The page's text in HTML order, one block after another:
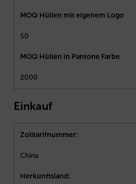
MOQ Hüllen mit eigenem Logo
50
MOQ Hüllen in Pantone Farbe
2000
Einkauf
Zolltarifnummer:
China
Herkunftsland: